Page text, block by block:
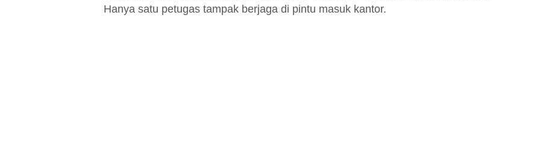
Hanya satu petugas tampak berjaga di pintu masuk kantor.